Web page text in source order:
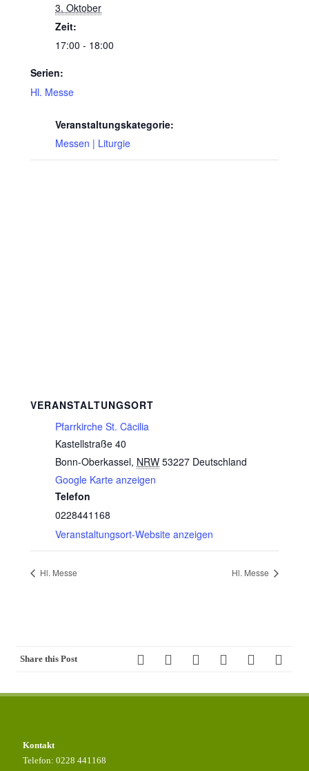
3. Oktober
Zeit:
17:00 - 18:00
Serien:
Hl. Messe
Veranstaltungskategorie:
Messen | Liturgie
VERANSTALTUNGSORT
Pfarrkirche St. Cäcilia
Kastellstraße 40
Bonn-Oberkassel, NRW 53227 Deutschland
Google Karte anzeigen
Telefon
0228441168
Veranstaltungsort-Website anzeigen
Hl. Messe Hl. Messe
Share this Post
Kontakt
Telefon: 0228 441168